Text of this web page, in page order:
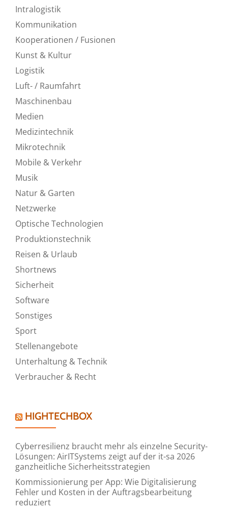
Intralogistik
Kommunikation
Kooperationen / Fusionen
Kunst & Kultur
Logistik
Luft- / Raumfahrt
Maschinenbau
Medien
Medizintechnik
Mikrotechnik
Mobile & Verkehr
Musik
Natur & Garten
Netzwerke
Optische Technologien
Produktionstechnik
Reisen & Urlaub
Shortnews
Sicherheit
Software
Sonstiges
Sport
Stellenangebote
Unterhaltung & Technik
Verbraucher & Recht
HIGHTECHBOX
Cyberresilienz braucht mehr als einzelne Security-
Lösungen: AirITSystems zeigt auf der it-sa 2026
ganzheitliche Sicherheitsstrategien
Kommissionierung per App: Wie Digitalisierung
Fehler und Kosten in der Auftragsbearbeitung
reduziert